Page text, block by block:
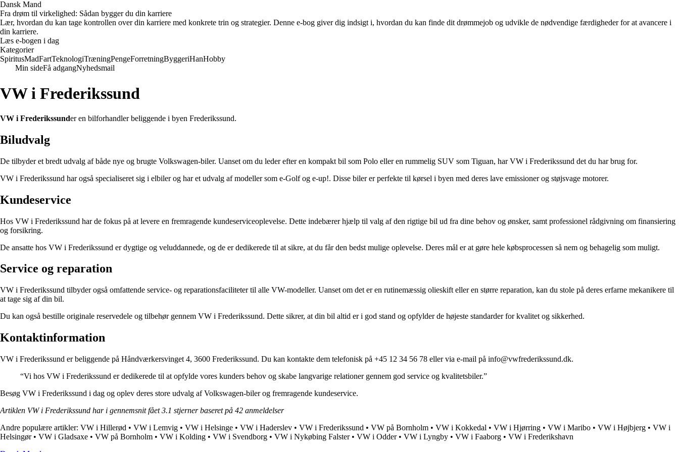
Dansk Mand
Fra drøm til virkelighed: Sådan bygger du din karriere
Lær, hvordan du kan tage kontrollen over din karriere med konkrete trin og strategier. Denne e-bog giver dig indsigt i, hvordan du kan finde dit drømmejob og udvikle de nødvendige færdigheder for at avancere i
din karriere.
Læs e-bogen i dag
Kategorier
SpiritusMadFartTeknologiTræningPengeForretningByggeriHanHobby
Min sideFå adgangNyhedsmail
VW i Frederikssund
VW i Frederikssunder en bilforhandler beliggende i byen Frederikssund.
Biludvalg
De tilbyder et bredt udvalg af både nye og brugte Volkswagen-biler. Uanset om du leder efter en kompakt bil som Polo eller en rummelig SUV som Tiguan, har VW i Frederikssund det du har brug for.
VW i Frederikssund har også specialiseret sig i elbiler og har et udvalg af modeller som e-Golf og e-up!. Disse biler er perfekte til kørsel i byen med deres lave emissioner og støjsvage motorer.
Kundeservice
Hos VW i Frederikssund har de fokus på at levere en fremragende kundeserviceoplevelse. Dette indebærer hjælp til valg af den rigtige bil ud fra dine behov og ønsker, samt professionel rådgivning om finansiering
og forsikring.
De ansatte hos VW i Frederikssund er dygtige og veluddannede, og de er dedikerede til at sikre, at du får den bedst mulige oplevelse. Deres mål er at gøre hele købsprocessen så nem og behagelig som muligt.
Service og reparation
VW i Frederikssund tilbyder også omfattende service- og reparationsfaciliteter til alle VW-modeller. Uanset om det er en rutinemæssig olieskift eller en større reparation, kan du stole på deres erfarne mekanikere til
at tage sig af din bil.
Du kan også bestille originale reservedele og tilbehør gennem VW i Frederikssund. Dette sikrer, at din bil altid er i god stand og opfylder de højeste standarder for kvalitet og sikkerhed.
Kontaktinformation
VW i Frederikssund er beliggende på Håndværkersvinget 4, 3600 Frederikssund. Du kan kontakte dem telefonisk på +45 12 34 56 78 eller via e-mail på info@vwfrederikssund.dk.
“Vi hos VW i Frederikssund er dedikerede til at opfylde vores kunders behov og skabe langvarige relationer gennem god service og kvalitetsbiler.”
Besøg VW i Frederikssund i dag og oplev deres store udvalg af Volkswagen-biler og fremragende kundeservice.
Artiklen VW i Frederikssund har i gennemsnit fået3.1 stjerner baseret på 42 anmeldelser
Andre populære artikler: VW i Hillerød • VW i Lemvig • VW i Helsinge • VW i Haderslev • VW i Frederikssund • VW på Bornholm • VW i Kokkedal • VW i Hjørring • VW i Maribo • VW i Højbjerg • VW i
Helsingør• VW i Gladsaxe • VW på Bornholm • VW i Kolding • VW i Svendborg • VW i Nykøbing Falster• VW i Odder• VW i Lyngby • VW i Faaborg • VW i Frederikshavn